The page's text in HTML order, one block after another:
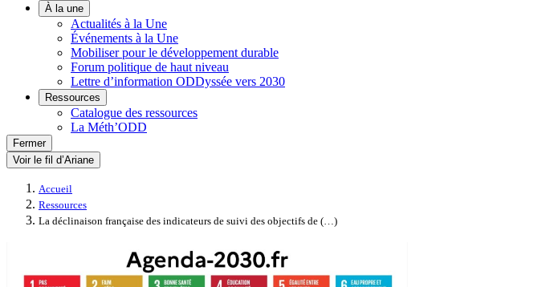
À la une
Actualités à la Une
Événements à la Une
Mobiliser pour le développement durable
Forum politique de haut niveau
Lettre d’information ODDyssée vers 2030
Ressources
Catalogue des ressources
La Méth’ODD
Fermer
Voir le fil d’Ariane
Accueil
Ressources
La déclinaison française des indicateurs de suivi des objectifs de (…)